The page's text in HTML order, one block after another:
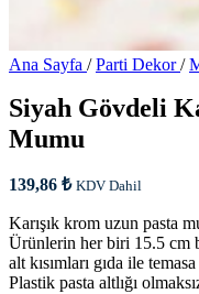
Ana Sayfa / Parti Dekor/
Siyah Gövdeli
Mumu
139,86 ₺ KDV Dahil
Karışık krom uzun pasta
Ürünlerin her biri 15.5 cm
alt kısımları gıda ile
Plastik pasta altlığı